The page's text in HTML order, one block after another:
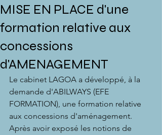
MISE EN PLACE d'une
formation relative aux
concessions
d'AMENAGEMENT
Le cabinet LAGOA a développé, à la
demande d'ABILWAYS (EFE
FORMATION), une formation relative
aux concessions d'aménagement.
Après avoir exposé les notions de